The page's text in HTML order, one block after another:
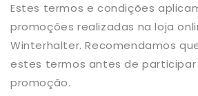
Estes termos e condições
promoções realizadas na loja
Winterhalter. Recomendamos
estes termos antes de participar
promoção.